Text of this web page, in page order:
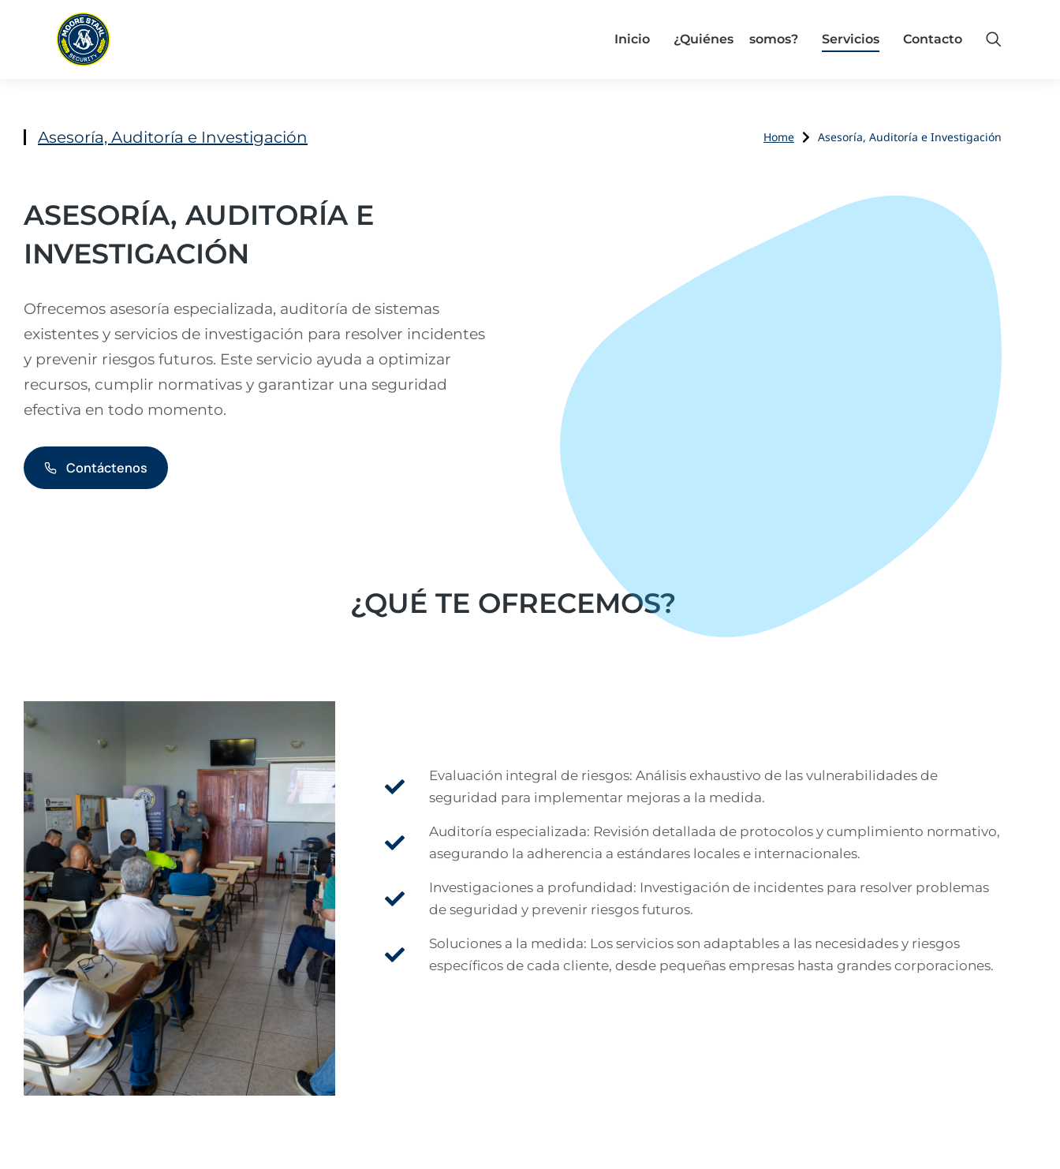
Inicio ¿Quiénes somos? Servicios Contacto
Asesoría, Auditoría e Investigación Home Asesoría, Auditoría e Investigación
ASESORÍA, AUDITORÍA E
INVESTIGACIÓN
Ofrecemos asesoría especializada, auditoría de sistemas
existentes y servicios de investigación para resolver incidentes
y prevenir riesgos futuros. Este servicio ayuda a optimizar
recursos, cumplir normativas y garantizar una seguridad
efectiva en todo momento.
Contáctenos
¿QUÉ TE OFRECEMOS?
Evaluación integral de riesgos: Análisis exhaustivo de las vulnerabilidades de
seguridad para implementar mejoras a la medida.
Auditoría especializada: Revisión detallada de protocolos y cumplimiento normativo,
asegurando la adherencia a estándares locales e internacionales.
Investigaciones a profundidad: Investigación de incidentes para resolver problemas
de seguridad y prevenir riesgos futuros.
Soluciones a la medida: Los servicios son adaptables a las necesidades y riesgos
específicos de cada cliente, desde pequeñas empresas hasta grandes corporaciones.